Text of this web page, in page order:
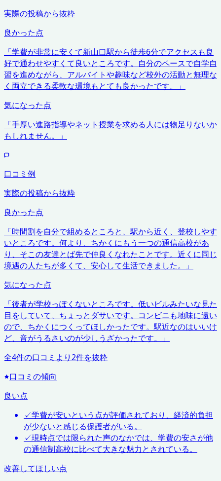
実際の投稿から抜粋
良かった点
「学費が非常に安くて新山口駅から徒歩6分でアクセスも良
好で通わせやすくて良いところです。自分のペースで自学自
習を進めながら、アルバイトや趣味など校外の活動と無理な
く両立できる柔軟な環境もとても良かったです。
」
気になった点
「手厚い進路指導やネット授業を求める人には物足りないか
もしれません。
」
口コミ例
実際の投稿から抜粋
良かった点
「時間割を自分で組めるところと、駅から近く、登校しやす
いところです。何より、ちかくにもう一つの通信高校があ
り、そこの友達とば先で仲良くなれたことです。近くに同じ
境遇の人たちが多くて、安心して生活できました。
」
気になった点
「後者が学校っぽくないところです。低いビルみたいな見た
目をしていて、ちょっとダサいです。コンビニも地味に遠い
ので、ちかくにつくってほしかったです。駅近なのはいいけ
ど、音がうるさいのが少しうざかったです。
」
全4件の口コミより2件を抜粋
口コミの傾向
良い点
✓学費が安いという点が評価されており、経済的負担
が少ないと感じる保護者がいる。
✓現時点では限られた声のなかでは、学費の安さが他
の通信制高校に比べて大きな魅力とされている。
改善してほしい点